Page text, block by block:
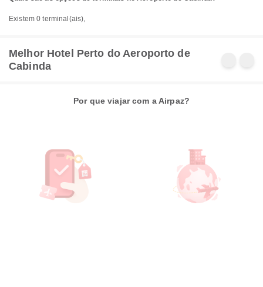
Existem 0 terminal(ais),
Melhor Hotel Perto do Aeroporto de
Cabinda
Por que viajar com a Airpaz?